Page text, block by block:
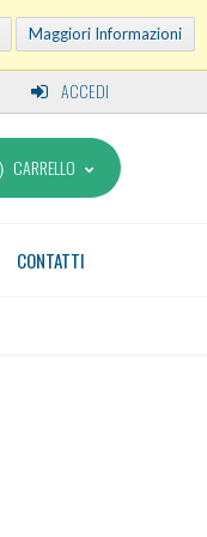
Maggiori Informazioni
ACCEDI
CARRELLO
CONTATTI